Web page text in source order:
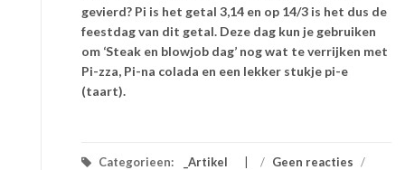
gevierd? Pi is het getal 3,14 en op 14/3 is het dus de
feestdag van dit getal. Deze dag kun je gebruiken
om ‘Steak en blowjob dag’ nog wat te verrijken met
Pi-zza, Pi-na colada en een lekker stukje pi-e
(taart).
Categorieen: _Artikel / Geen reacties /